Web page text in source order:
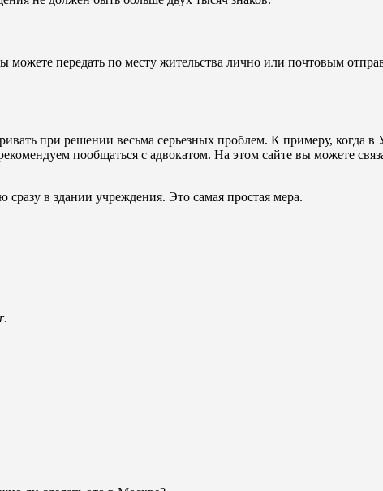
передать по месту жительства лично или почтовым
при решении весьма серьезных проблем. К примеру, когда
пообщаться с адвокатом. На этом сайте вы можете
сразу в здании учреждения. Это самая простая мера.
.